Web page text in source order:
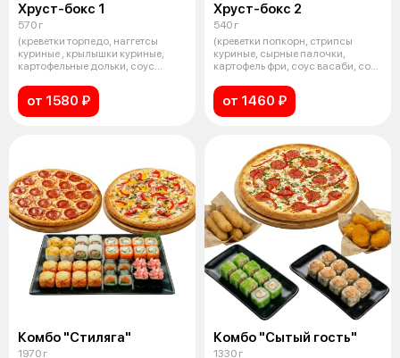
Хруст-бокс 1
570 г
(креветки торпедо, наггетсы
куриные , крылышки куриные,
картофельные дольки, соус
от 1580 ₽
Хруст-бокс 2
540 г
(креветки попкорн, стрипсы
куриные, сырные палочки,
картофель фри, соус васаби, соус
от 1460 ₽
Комбо "Стиляга"
1970 г
Комбо "Сытый гость"
1330 г